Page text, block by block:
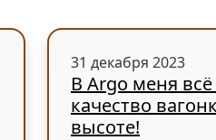
31 декабря 2023
В Argo меня
качество
высоте!